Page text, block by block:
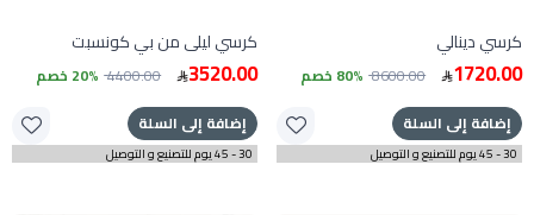
كرسي دينالي
1720.00
8600.00 80% خصم
إضافة إلى السلة
30 - 45 يوم للتصنيع و التوصيل
كرسي ليلى من بي كونسبت
3520.00
4400.00 20% خصم
إضافة إلى السلة
30 - 45 يوم للتصنيع و التوصيل